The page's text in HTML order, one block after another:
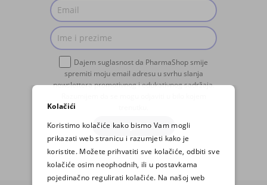
Dajem suglasnost da PharmaShop smije
spremiti moju email adresu u svrhu slanja
newslettera promotivnog i edukativnog sadržaja.
PRIJAVA
Kolačići
Koristimo kolačiće kako bismo Vam mogli
prikazati web stranicu i razumjeti kako je
koristite. Možete prihvatiti sve kolačiće, odbiti sve
kolačiće osim neophodnih, ili u postavkama
pojedinačno regulirati kolačiće. Na našoj web